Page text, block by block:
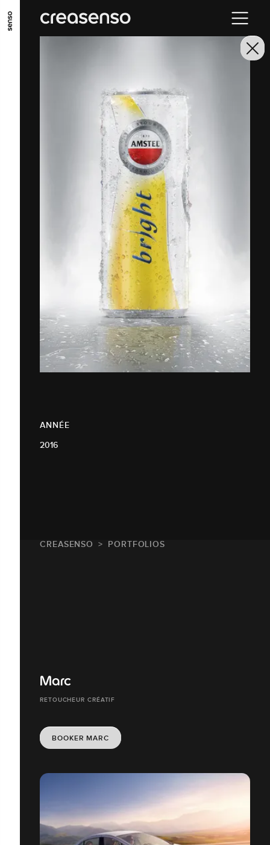
ALLER AU CONTENU PRINCIPAL
ANNÉE
2016
CREASENSO PORTFOLIOS
Marc
RETOUCHEUR CRÉATIF
BOOKER MARC